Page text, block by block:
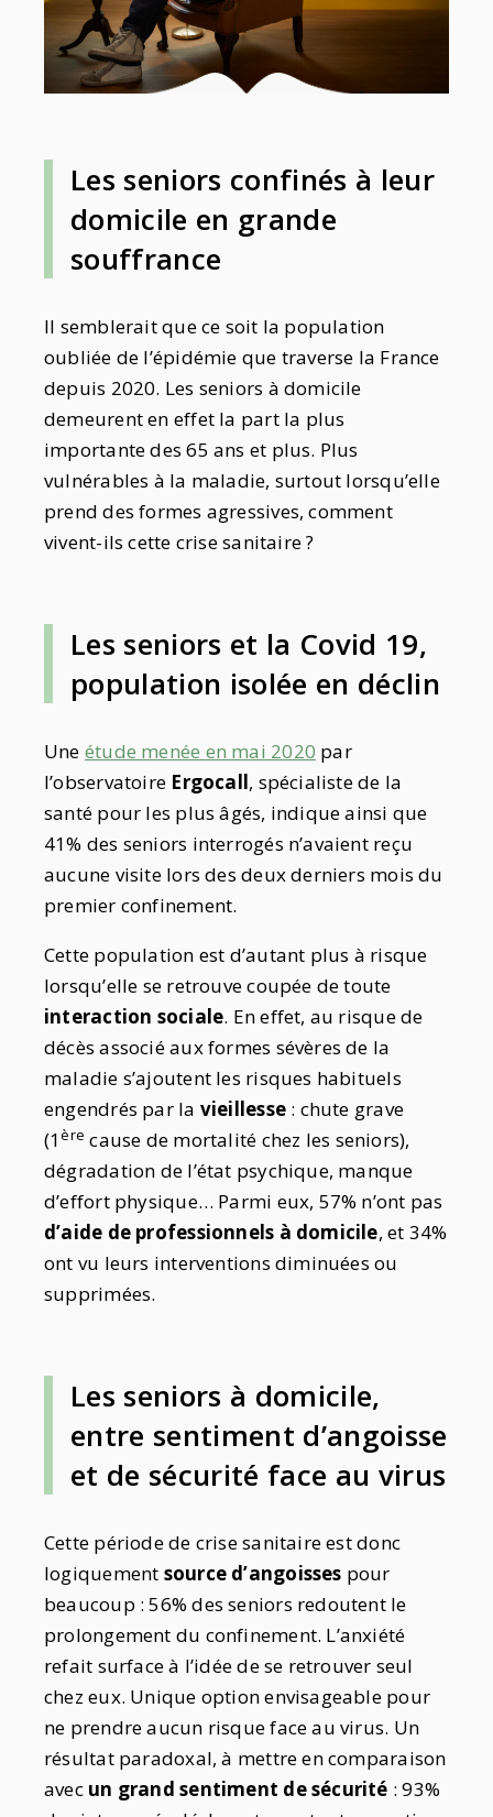
Les seniors confinés à leur
domicile en grande
souffrance
Il semblerait que ce soit la population
oubliée de l’épidémie que traverse la France
depuis 2020. Les seniors à domicile
demeurent en effet la part la plus
importante des 65 ans et plus. Plus
vulnérables à la maladie, surtout lorsqu’elle
prend des formes agressives, comment
vivent-ils cette crise sanitaire ?
Les seniors et la Covid 19,
population isolée en déclin
Une étude menée en mai 2020 par
l’observatoire Ergocall, spécialiste de la
santé pour les plus âgés, indique ainsi que
41% des seniors interrogés n’avaient reçu
aucune visite lors des deux derniers mois du
premier confinement.
Cette population est d’autant plus à risque
lorsqu’elle se retrouve coupée de toute
interaction sociale. En effet, au risque de
décès associé aux formes sévères de la
maladie s’ajoutent les risques habituels
engendrés par la vieillesse: chute grave
(1ère cause de mortalité chez les seniors),
dégradation de l’état psychique, manque
d’effort physique… Parmi eux, 57% n’ont pas
d’aide de professionnels à domicile, et 34%
ont vu leurs interventions diminuées ou
supprimées.
Les seniors à domicile,
entre sentiment d’angoisse
et de sécurité face au virus
Cette période de crise sanitaire est donc
logiquement source d’angoisses pour
beaucoup : 56% des seniors redoutent le
prolongement du confinement. L’anxiété
refait surface à l’idée de se retrouver seul
chez eux. Unique option envisageable pour
ne prendre aucun risque face au virus. Un
résultat paradoxal, à mettre en comparaison
avec un grand sentiment de sécurité : 93%